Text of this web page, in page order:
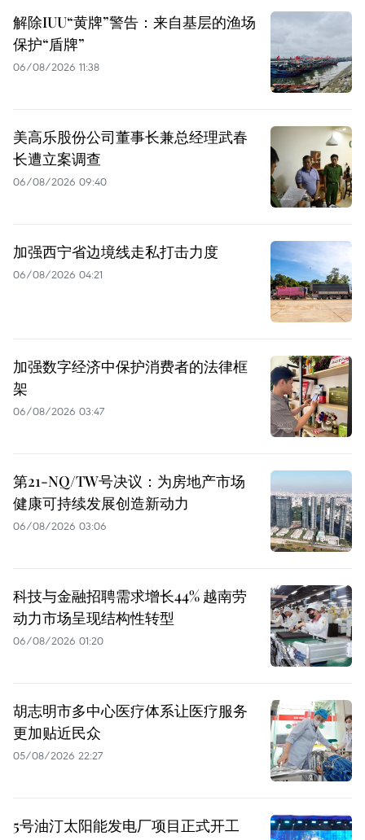
解除IUU“黄牌”警告：来自基层的渔场
保护“盾牌”
06/08/2026 11:38
美高乐股份公司董事长兼总经理武春
长遭立案调查
06/08/2026 09:40
加强西宁省边境线走私打击力度
06/08/2026 04:21
加强数字经济中保护消费者的法律框
架
06/08/2026 03:47
第21-NQ/TW号决议：为房地产市场
健康可持续发展创造新动力
06/08/2026 03:06
科技与金融招聘需求增长44% 越南劳
动力市场呈现结构性转型
06/08/2026 01:20
胡志明市多中心医疗体系让医疗服务
更加贴近民众
05/08/2026 22:27
5号油汀太阳能发电厂项目正式开工